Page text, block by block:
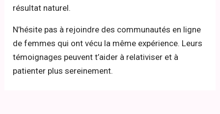
résultat naturel.
N’hésite pas à rejoindre des communautés en ligne
de femmes qui ont vécu la même expérience. Leurs
témoignages peuvent t’aider à relativiser et à
patienter plus sereinement.